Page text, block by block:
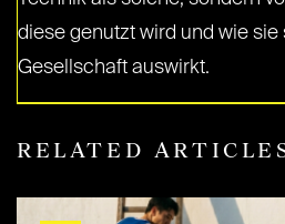
diese genutzt wird und wie sie
Gesellschaft auswirkt.
RELATED